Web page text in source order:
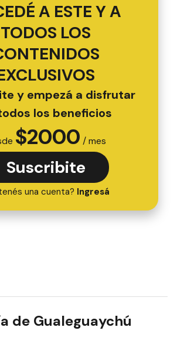
A ESTE Y A
TODOS LOS
y empezá a disfrutar
los beneficios
$2000 / mes
Suscribite
una cuenta? Ingresá
de Gualeguaychú